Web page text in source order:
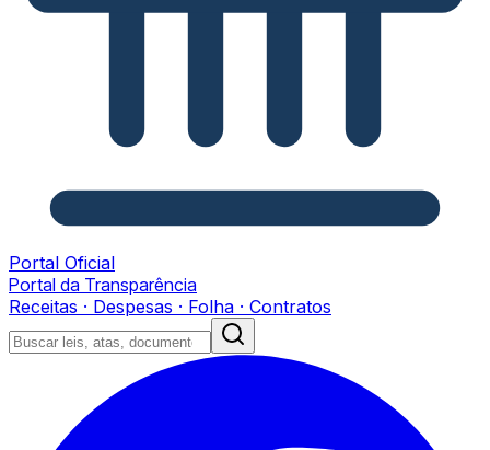
Portal Oficial
Portal da Transparência
Receitas · Despesas · Folha · Contratos